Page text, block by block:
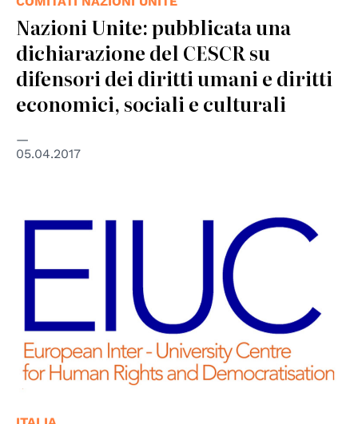
Nazioni Unite: pubblicata una
dichiarazione del CESCR su
difensori dei diritti umani e diritti
economici, sociali e culturali
05.04.2017